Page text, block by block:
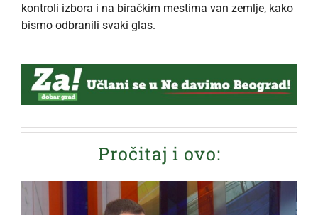
kontroli izbora i na biračkim mestima van zemlje, kako
bismo odbranili svaki glas.
Pročitaj i ovo: